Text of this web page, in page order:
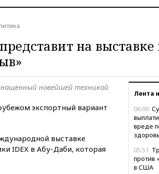
на
Лента
06:00
вреде
05:51
против
в США
новейшей техникой
экспортный вариант
выставке
IDEX в Абу-Даби, которая